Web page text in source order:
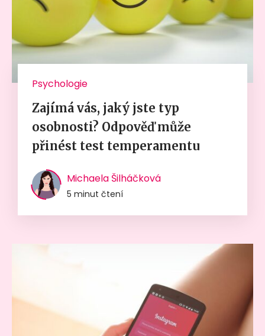
Psychologie
Zajímá vás, jaký jste typ
osobnosti? Odpověď může
přinést test temperamentu
Michaela Šilháčková
5 minut čtení